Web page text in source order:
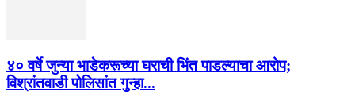
४० वर्षे जुन्या भाडेकरूच्या घराची भिंत पाडल्याचा आरोप;
विश्रांतवाडी पोलिसांत गुन्हा...